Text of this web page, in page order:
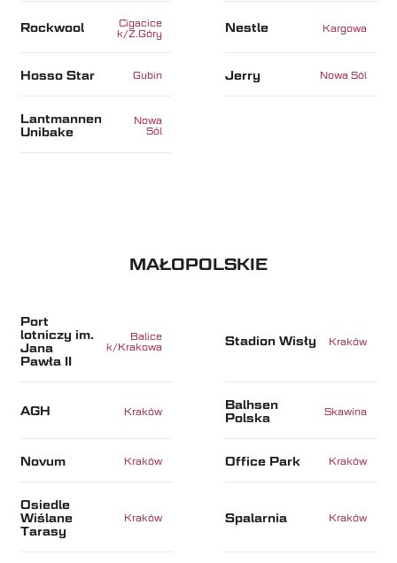
Rockwool
Cigacice
k/Z.Góry
Nestle Kargowa
Hosso Star Gubin Jerry Nowa Sól
Lantmannen
Unibake
Nowa
Sól
MAŁOPOLSKIE
Port
lotniczy im.
Jana
Pawła II
Balice
k/Krakowa
Stadion Wisły Kraków
AGH Kraków
Balhsen
Polska
Skawina
Novum Kraków Office Park Kraków
Osiedle
Wiślane
Tarasy
Kraków Spalarnia Kraków